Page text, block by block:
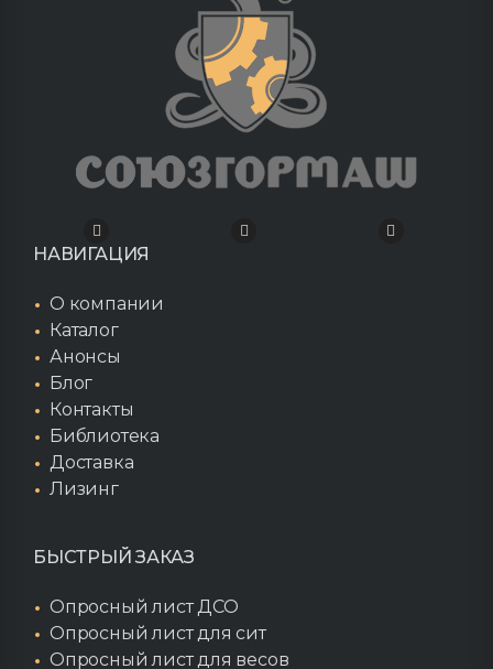
НАВИГАЦИЯ
О компании
Каталог
Анонсы
Блог
Контакты
Библиотека
Доставка
Лизинг
БЫСТРЫЙ ЗАКАЗ
Опросный лист ДСО
Опросный лист для сит
Опросный лист для весов